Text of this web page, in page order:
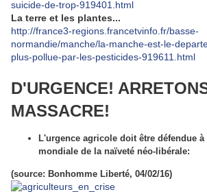
suicide-de-trop-919401.html
La terre et les plantes...
http://france3-regions.francetvinfo.fr/basse-
normandie/manche/la-manche-est-le-
plus-pollue-par-les-pesticides-919611.html
D'URGENCE!
MASSACRE!
L'urgence agricole doit être défendue
mondiale de la naïveté néo-libérale:
(source: Bonhomme Liberté, 04/02/16)